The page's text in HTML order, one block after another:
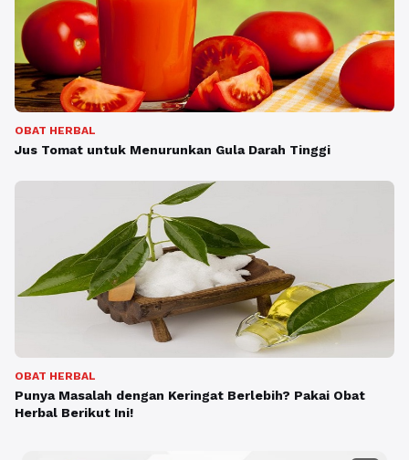
OBAT HERBAL
Jus Tomat untuk Menurunkan Gula Darah Tinggi
OBAT HERBAL
Punya Masalah dengan Keringat Berlebih? Pakai Obat
Herbal Berikut Ini!